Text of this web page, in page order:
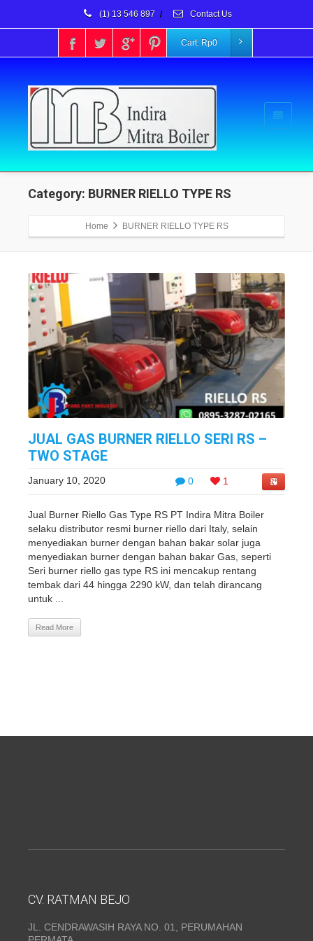
(1) 13 546 897 / Contact Us
Cart: Rp0
Category: BURNER RIELLO TYPE RS
Home BURNER RIELLO TYPE RS
JUAL GAS BURNER RIELLO SERI RS –
TWO STAGE
0 1
January 10, 2020
Jual Burner Riello Gas Type RS PT Indira Mitra Boiler
selaku distributor resmi burner riello dari Italy, selain
menyediakan burner dengan bahan bakar solar juga
menyediakan burner dengan bahan bakar Gas, seperti
Seri burner riello gas type RS ini ​​mencakup rentang
tembak dari 44 hingga 2290 kW, dan telah dirancang
untuk ...
Read More
CV. RATMAN BEJO
JL. CENDRAWASIH RAYA NO. 01, PERUMAHAN